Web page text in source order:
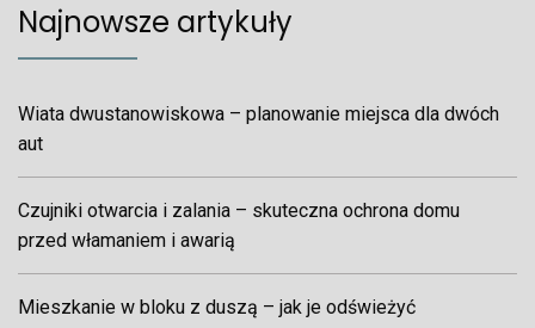
Najnowsze artykuły
Wiata dwustanowiskowa – planowanie miejsca dla dwóch
aut
Czujniki otwarcia i zalania – skuteczna ochrona domu
przed włamaniem i awarią
Mieszkanie w bloku z duszą – jak je odświeżyć